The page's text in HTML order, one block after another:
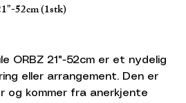
52cm (1stk)
ORBZ 21"-52cm er et nydelig
eller arrangement. Den er
og kommer fra anerkjente